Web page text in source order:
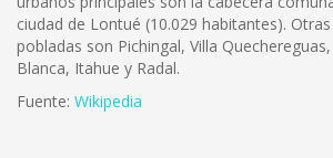
ciudad de Lontué (10.029 habitantes).
pobladas son Pichingal, Villa
Blanca, Itahue y Radal.
Fuente: Wikipedia